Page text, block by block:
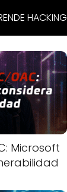
HACKING
Microsoft